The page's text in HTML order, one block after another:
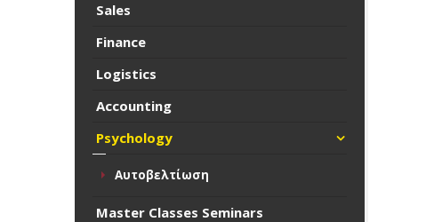
Sales
Finance
Logistics
Accounting
Psychology
Αυτοβελτίωση
Master Classes Seminars